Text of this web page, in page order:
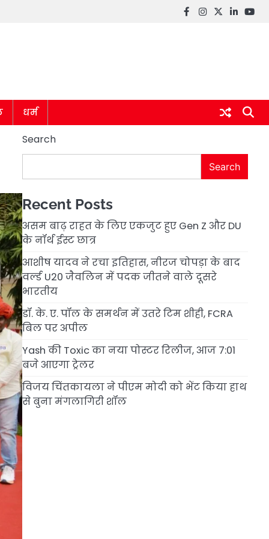
Facebook
instagram
twitter
linkedin
धर्म
Search
Search
Recent Posts
असम बाढ़ राहत के लिए एकजुट हुए Gen Z और DU
के नॉर्थ ईस्ट छात्र
आशीष यादव ने रचा इतिहास, नीरज चोपड़ा के बाद
वर्ल्ड U20 जैवलिन में पदक जीतने वाले दूसरे
भारतीय
डॉ. के. ए. पॉल के समर्थन में उतरे टिम शीही, FCRA
बिल पर अपील
Yash की Toxic का नया पोस्टर रिलीज, आज 7:01
बजे आएगा ट्रेलर
विजय चिंतकायला ने पीएम मोदी को भेंट किया हाथ
से बुना मंगलागिरी शॉल